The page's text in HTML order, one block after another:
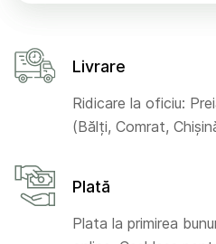
Livrare
Ridicare la oficiu:
(Bălți, Comrat,
Plată
Plata la primirea